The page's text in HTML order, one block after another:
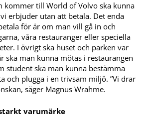
kommer till World of Volvo ska kunna
erbjuder utan att betala. Det enda
för är om man vill gå in och
våra restauranger eller speciella
I övrigt ska huset och parken var
ska man kunna mötas i restaurangen
student ska man kunna bestämma
och plugga i en trivsam miljö. ”Vi drar
säger Magnus Wrahme.
varumärke